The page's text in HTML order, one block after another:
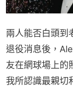
兩人能否白頭到
退役消息後，
友在網球場上的
我所認識最親切